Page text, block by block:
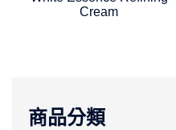
Cream
商品分類